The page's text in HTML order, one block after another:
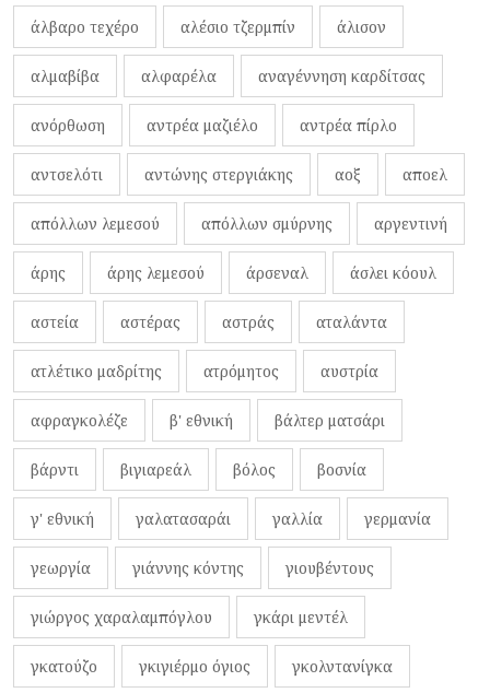
άλβαρο τεχέρο αλέσιο τζερμπίν άλισον
αλμαβίβα αλφαρέλα αναγέννηση καρδίτσας
ανόρθωση αντρέα μαζιέλο αντρέα πίρλο
αντσελότι αντώνης στεργιάκης αοξ αποελ
απόλλων λεμεσού απόλλων σμύρνης αργεντινή
άρης άρης λεμεσού άρσεναλ άσλει κόουλ
αστεία αστέρας αστράς αταλάντα
ατλέτικο μαδρίτης ατρόμητος αυστρία
αφραγκολέζε β' εθνική βάλτερ ματσάρι
βάρντι βιγιαρεάλ βόλος βοσνία
γ' εθνική γαλατασαράι γαλλία γερμανία
γεωργία γιάννης κόντης γιουβέντους
γιώργος χαραλαμπόγλου γκάρι μεντέλ
γκατούζο γκιγιέρμο όγιος γκολντανίγκα